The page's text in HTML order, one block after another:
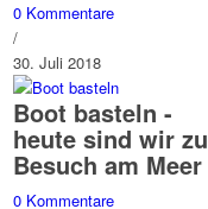
0 Kommentare
/
30. Juli 2018
Boot basteln -
heute sind wir zu
Besuch am Meer
0 Kommentare